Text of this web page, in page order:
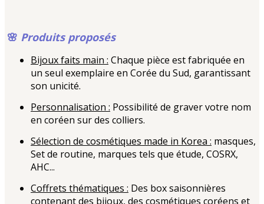
🌸 Produits proposés
Bijoux faits main : Chaque pièce est fabriquée en
un seul exemplaire en Corée du Sud, garantissant
son unicité.
Personnalisation : Possibilité de graver votre nom
en coréen sur des colliers.
Sélection de cosmétiques made in Korea : masques,
Set de routine, marques tels que étude, COSRX,
AHC...
Coffrets thématiques : Des box saisonnières
contenant des bijoux, des cosmétiques coréens et